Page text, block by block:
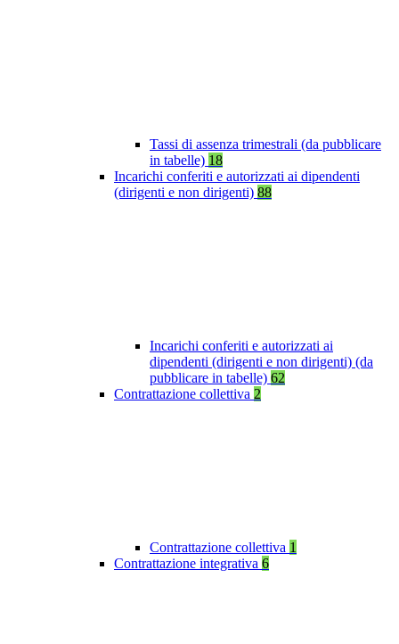
Tassi di assenza trimestrali (da pubblicare
in tabelle) 18
Incarichi conferiti e autorizzati ai dipendenti
(dirigenti e non dirigenti) 88
Incarichi conferiti e autorizzati ai
dipendenti (dirigenti e non dirigenti) (da
pubblicare in tabelle) 62
Contrattazione collettiva 2
Contrattazione collettiva 1
Contrattazione integrativa 6